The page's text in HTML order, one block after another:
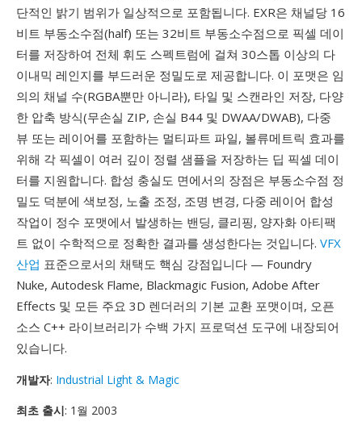
단적인 밝기 범위가 일상적으로 포함됩니다. EXR은 채널당 16
비트 부동소수점(half) 또는 32비트 부동소수점으로 픽셀 데이
터를 저장하여 전체 휘도 스펙트럼에 걸쳐 30스톱 이상의 다
이내믹 레인지를 부드러운 정밀도로 제공합니다. 이 포맷은 임
의의 채널 수(RGBA뿐만 아니라), 타일 및 스캔라인 저장, 다양
한 압축 방식(무손실 ZIP, 손실 B44 및 DWAA/DWAB), 다중
뷰 또는 레이어를 포함하는 멀티파트 파일, 볼류메트릭 효과를
위해 각 픽셀이 여러 깊이 정렬 샘플을 저장하는 딥 픽셀 데이
터를 지원합니다. 합성 충실도 면에서의 장점은 부동소수점 정
밀도 덕분에 색보정, 노출 조정, 조명 변경, 다중 레이어 합성
작업이 정수 포맷에서 발생하는 밴딩, 클리핑, 양자화 아티팩
트 없이 수학적으로 정확한 결과를 생성한다는 것입니다. VFX
산업 표준으로서의 채택도 핵심 강점입니다 — Foundry
Nuke, Autodesk Flame, Blackmagic Fusion, Adobe After
Effects 및 모든 주요 3D 렌더러의 기본 교환 포맷이며, 오픈
소스 C++ 라이브러리가 수백 가지 프로덕션 도구에 내장되어
있습니다.
개발자: Industrial Light & Magic
최초 출시: 1월 2003